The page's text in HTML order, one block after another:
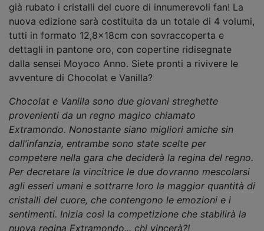
già rubato i cristalli del cuore di innumerevoli fan! La
nuova edizione sarà costituita da un totale di 4 volumi,
tutti in formato 12,8x18cm con sovraccoperta e
dettagli in pantone oro, con copertine ridisegnate
dalla sensei Moyoco Anno. Siete pronti a rivivere le
avventure di Chocolat e Vanilla?
Chocolat e Vanilla sono due giovani streghette
provenienti da un regno magico chiamato
Extramondo. Nonostante siano migliori amiche sin
dall’infanzia, entrambe sono state scelte per
competere nella gara che deciderà la regina del regno.
Per decretare la vincitrice le due dovranno mescolarsi
agli esseri umani e sottrarre loro la maggior quantità di
cristalli del cuore, che contengono le emozioni e i
sentimenti. Inizia così la competizione che stabilirà la
nuova regina Extramondo... chi vincerà?!